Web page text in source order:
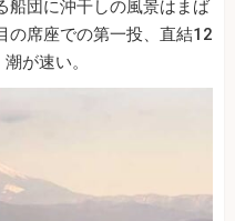
船団に沖干しの風景はまば
の席座での第一投、直結12
が速い。